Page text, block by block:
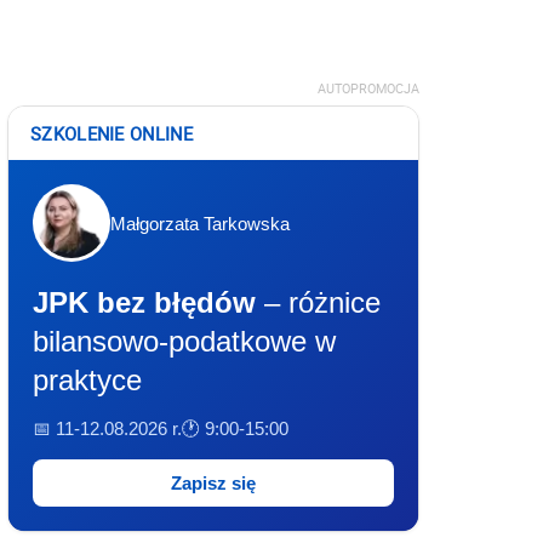
AUTOPROMOCJA
SZKOLENIE ONLINE
Małgorzata Tarkowska
JPK bez błędów – różnice
bilansowo-podatkowe w
praktyce
📅 11-12.08.2026 r.🕐 9:00-15:00
Zapisz się